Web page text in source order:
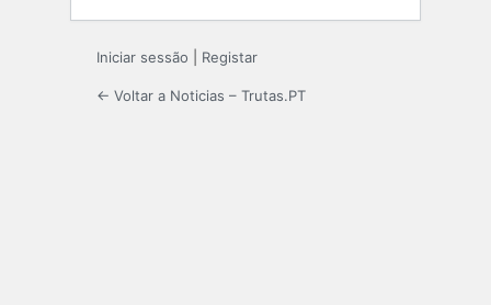
Iniciar sessão Registar
← Voltar a Noticias – Trutas.PT